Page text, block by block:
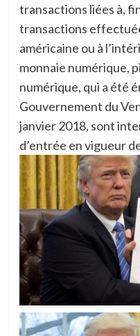
transactions liées à,
transactions
américaine ou à
monnaie numérique,
numérique, qui a été
Gouvernement du
janvier 2018, sont
d’entrée en vigueur